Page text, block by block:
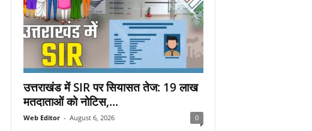
उत्तराखंड में SIR पर सियासत तेज: 19 लाख
मतदाताओं को नोटिस,...
Web Editor - August 6, 2026 0